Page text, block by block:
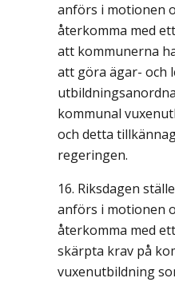
anförs i motionen
återkomma med
att kommunerna
att göra ägar- och
kommunal
och detta
regeringen.
Riksdagen
anförs i motionen
återkomma med
skärpta krav på
vuxenutbildning